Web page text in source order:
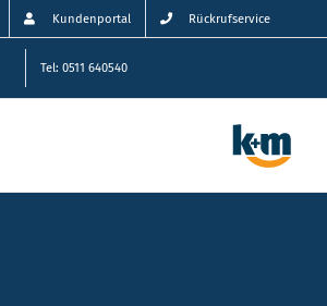
Kundenportal Rückrufservice
Tel: 0511 640540